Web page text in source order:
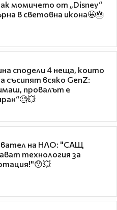
момичето от „Disney“
в световна икона🤩🎂
сподели 4 неща, които
съсипят всяко GenZ:
провалът е
на НЛО: "САЩ
технология за